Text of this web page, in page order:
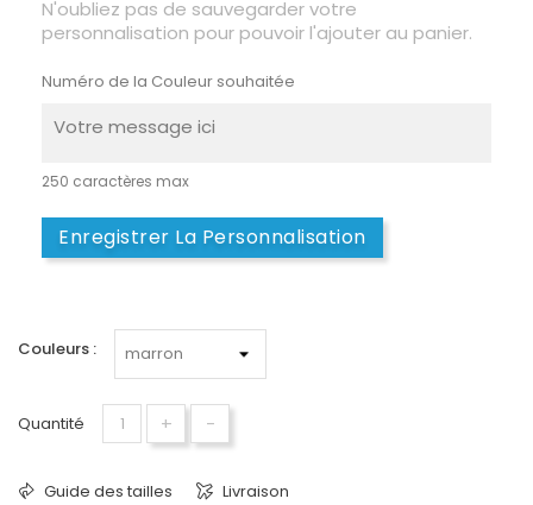
N'oubliez pas de sauvegarder votre
personnalisation pour pouvoir l'ajouter au panier.
Numéro de la Couleur souhaitée
250 caractères max
Enregistrer La Personnalisation
Couleurs :
Quantité + -
Guide des tailles Livraison